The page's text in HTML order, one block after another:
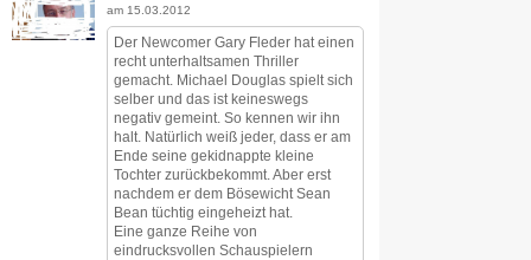
am 15.03.2012
Der Newcomer Gary Fleder hat einen
recht unterhaltsamen Thriller
gemacht. Michael Douglas spielt sich
selber und das ist keineswegs
negativ gemeint. So kennen wir ihn
halt. Natürlich weiß jeder, dass er am
Ende seine gekidnappte kleine
Tochter zurückbekommt. Aber erst
nachdem er dem Bösewicht Sean
Bean tüchtig eingeheizt hat.
Eine ganze Reihe von
eindrucksvollen Schauspielern